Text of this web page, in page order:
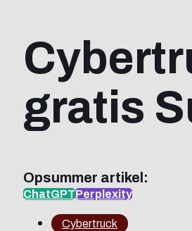
gratis
Opsummer artikel:
ChatGPTPerplexity
Cybertruck